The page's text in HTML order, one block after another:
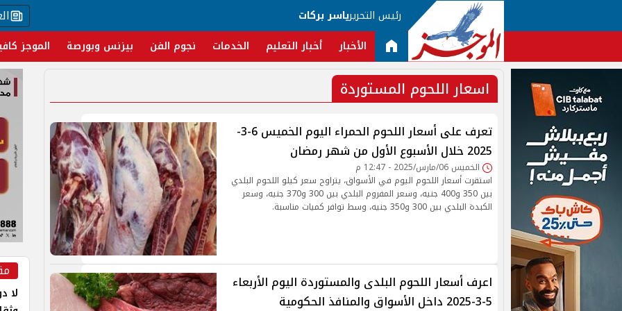
رئيس التحريرياسر بركات
الأخبار أخبار التعليم الخدمات نجوم الفن بيزنس وبورصة الموجز
اسعار اللحوم المستوردة
تعرف على أسعار اللحوم الحمراء اليوم الخميس 6-3-
2025 خلال الأسبوع الأول من شهر رمضان
الخميس 06/مارس/2025 - 12:47 م
استقرت أسعار اللحوم اليوم في الأسواق، يتراوح سعر كيلو اللحوم البلدي
بين 350 و400 جنيه، وسعر المفروم البلدي بين 300 و370 جنيه، وسعر
الكبدة البلدي بين 300 و350 جنيه، وسط توافر كميات مناسبة.
اعرف أسعار اللحوم البلدى والمستوردة اليوم الأربعاء
5-3-2025 داخل الأسواق والمنافذ الحكومية
لا